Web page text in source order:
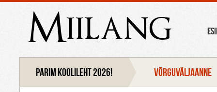
Miilang
Parim koolileht 2026! VÕRGUVÄLJAANNE